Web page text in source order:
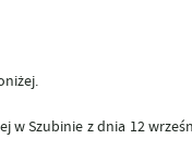
w Szubinie z dnia 12